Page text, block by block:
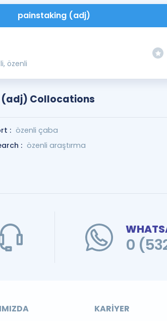
painstaking (adj)
özenli
Collocations
: özenli çaba
: özenli araştırma
0
KARIYER